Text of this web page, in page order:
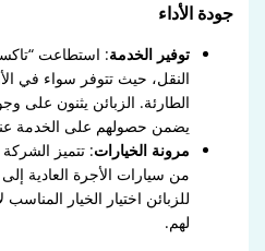
جودة الأداء
توفير الخدمة: استطاعت
النقل، حيث تتوفر سواء في
الطارئة. الزبائن يثنون على
يضمن حصولهم على الخدمة
مرونة الخيارات: تتميز الشركة
من سيارات الأجرة العادية
للزبائن اختيار الخيار المناسب
لهم.